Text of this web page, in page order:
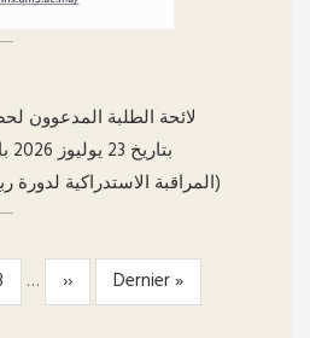
لائحة الطلبة المدعوون
(المراقبة الاستدراكية لدورة ربع صيف
…
Page
suivante
››
Dernière
page
Dernier »